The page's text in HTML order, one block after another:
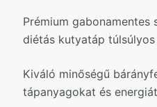
Prémium
diétás kutyatáp
Kiváló minőségű
tápanyagokat és